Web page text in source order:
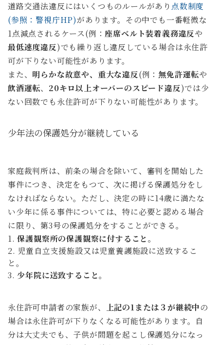
道路交通法違反にはいくつものルールがあり 点数制度
(参照：警視庁HP)があります。その中でも一番軽微な
1点減点されるケース(例： 座席ベルト装着義務違反や
最低速度違反)でも繰り返し違反している場合は永住許
可が下りない可能性があります。
また、 明らかな故意や、重大な違反(例： 無免許運転や
飲酒運転、 20キロ以上オーバーのスピード違反)では少
ない回数でも永住許可が下りない可能性があります。
少年法の保護処分が継続している
家庭裁判所は、前条の場合を除いて、審判を開始した
事件につき、決定をもつて、次に掲げる保護処分をし
なければならない。ただし、決定の時に14歳に満たな
い少年に係る事件については、特に必要と認める場合
に限り、第3号の保護処分をすることができる。
保護観察所の保護観察に付すること。
児童自立支援施設又は児童養護施設に送致するこ
と。
少年院に送致すること。
永住許可申請者の家族が、 上記の1または３が継続中の
場合は永住許可が下りなくなる可能性があります。自
分は大丈夫でも、子供が問題を起こし保護処分になっ